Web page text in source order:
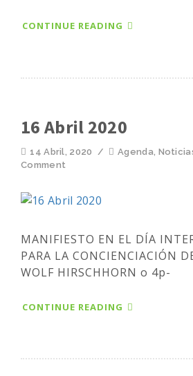
CONTINUE READING
16 Abril 2020
14 Abril, 2020 / Agenda,
Comment
MANIFIESTO EN EL DÍA
PARA LA CONCIENCIACIÓN
WOLF HIRSCHHORN o 4p-
CONTINUE READING